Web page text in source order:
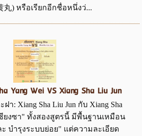
丸) หรือเรียกอีกชื่อหนึ่งว่...
Yang Wei VS Xiang Sha Liu Jun
: Xiang Sha Liu Jun กับ Xiang Sha
ซียงซา" ทั้งสองสูตรนี้ มีพื้นฐานเหมือน
บำรุงระบบย่อย" แต่ความละเอียด